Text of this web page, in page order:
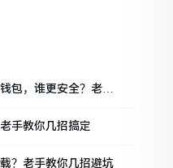
包，谁更安全？老玩
手教你几招搞定
？老手教你几招避坑